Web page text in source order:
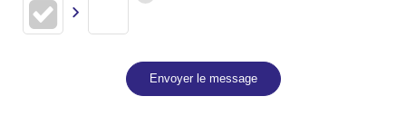
Envoyer le message